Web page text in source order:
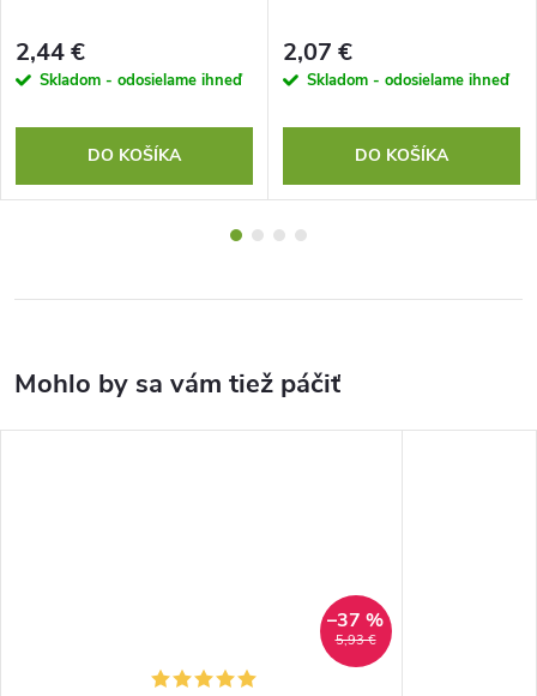
2,44 €
Skladom - odosielame ihneď
DO KOŠÍKA
2,07 €
Skladom - odosielame ihneď
DO KOŠÍKA
5,93 €
–37 %